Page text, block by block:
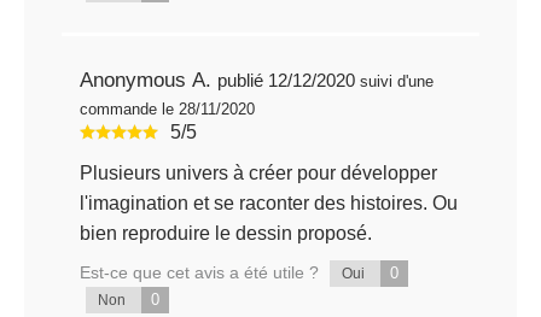
Anonymous A. publié 12/12/2020 suivi d'une
commande le 28/11/2020
5/5
Plusieurs univers à créer pour développer
l'imagination et se raconter des histoires. Ou
bien reproduire le dessin proposé.
Est-ce que cet avis a été utile ? Oui 0
Non 0